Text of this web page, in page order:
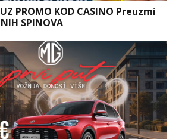
UZ PROMO KOD CASINO Preuzmi
SPINOVA